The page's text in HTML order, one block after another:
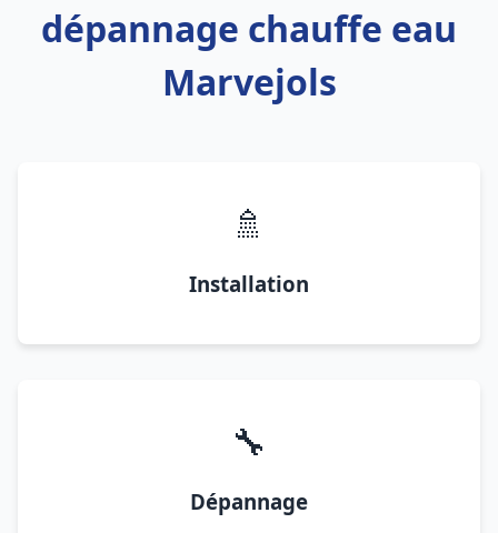
dépannage chauffe eau
Marvejols
🚿
Installation
🔧
Dépannage